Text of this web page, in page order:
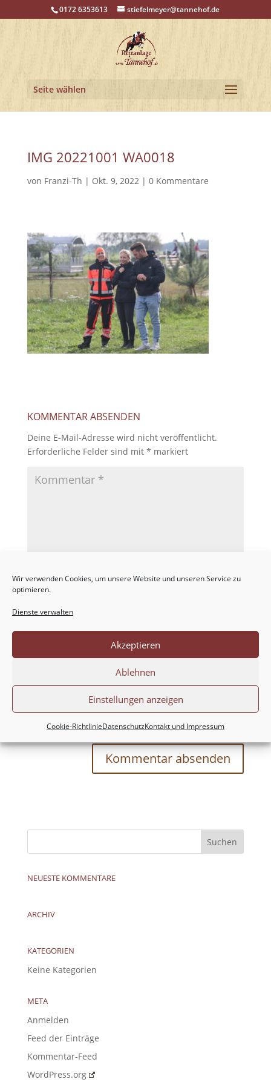
Wir verwenden Cookies, um unsere Website und unseren Service zu
optimieren.
Dienste verwalten
Akzeptieren
Ablehnen
Einstellungen anzeigen
Cookie-RichtlinieDatenschutzKontakt und Impressum
0172 6353613 stiefelmeyer@tannehof.de
Seite wählen
IMG 20221001 WA0018
von Franzi-Th | Okt. 9, 2022| 0 Kommentare
KOMMENTAR ABSENDEN
Deine E-Mail-Adresse wird nicht veröffentlicht.
Erforderliche Felder sind mit * markiert
Meinen Namen, meine E-Mail-Adresse und
meine Website in diesem Browser für die nächste
Kommentierung speichern.
NEUESTE KOMMENTARE
ARCHIV
KATEGORIEN
Keine Kategorien
META
Anmelden
Feed der Einträge
Kommentar-Feed
WordPress.org